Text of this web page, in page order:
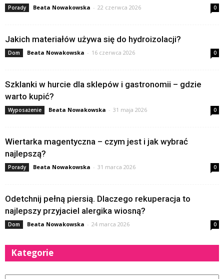
Porady Beata Nowakowska - 22 czerwca 2026 0
Jakich materiałów używa się do hydroizolacji?
Dom Beata Nowakowska - 16 czerwca 2026 0
Szklanki w hurcie dla sklepów i gastronomii – gdzie
warto kupić?
Wyposażenie Beata Nowakowska - 31 maja 2026 0
Wiertarka magentyczna – czym jest i jak wybrać
najlepszą?
Porady Beata Nowakowska - 31 marca 2026 0
Odetchnij pełną piersią. Dlaczego rekuperacja to
najlepszy przyjaciel alergika wiosną?
Dom Beata Nowakowska - 24 marca 2026 0
Kategorie
Kategorie